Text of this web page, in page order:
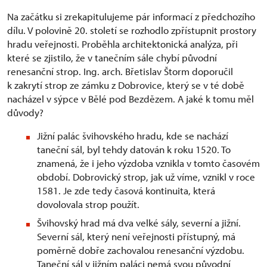
Na začátku si zrekapitulujeme pár informací z předchozího
dílu. V polovině 20. století se rozhodlo zpřístupnit prostory
hradu veřejnosti. Proběhla architektonická analýza, při
které se zjistilo, že v tanečním sále chybí původní
renesanční strop. Ing. arch. Břetislav Štorm doporučil
k zakrytí strop ze zámku z Dobrovice, který se v té době
nacházel v sýpce v Bělé pod Bezdězem. A jaké k tomu měl
důvody?
Jižní palác švihovského hradu, kde se nachází
taneční sál, byl tehdy datován k roku 1520. To
znamená, že i jeho výzdoba vznikla v tomto časovém
období. Dobrovický strop, jak už víme, vznikl v roce
1581. Je zde tedy časová kontinuita, která
dovolovala strop použít.
Švihovský hrad má dva velké sály, severní a jižní.
Severní sál, který není veřejnosti přístupný, má
poměrně dobře zachovalou renesanční výzdobu.
Taneční sál v jižním paláci nemá svou původní